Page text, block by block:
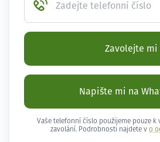
Zadejte telefonní číslo
Zavolejte mi
Napište mi na
Vaše telefonní číslo použijeme pouze k
zavolání. Podrobnosti najdete v o